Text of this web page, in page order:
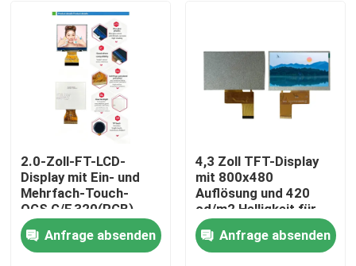
2.0-Zoll-FT-LCD-
Display mit Ein- und
Mehrfach-Touch-
OGS,G/F,320(RGB)
*240 Auflösung, RGB
6bit-Schnittstelle,
Fahr-IC ILI9342c
Anfrage absenden
4,3 Zoll TFT-Display
mit 800x480
Auflösung und 420
cd/m2 Helligkeit für
industrielle Steuerung
Anfrage absenden